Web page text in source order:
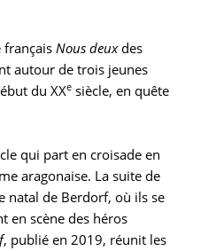
français Nous deuxdes
autour de trois jeunes
du XXe siècle, en quête
qui part en croisade en
aragonaise. La suite de
natal de Berdorf, où ils se
en scène des héros
, publié en 2019, réunit les